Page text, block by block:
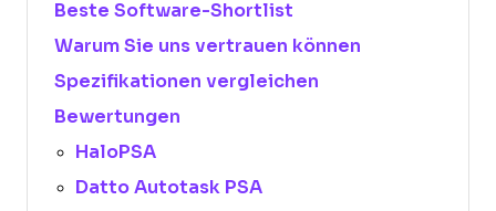
Beste Software-Shortlist
Warum Sie uns vertrauen können
Spezifikationen vergleichen
Bewertungen
HaloPSA
Datto Autotask PSA